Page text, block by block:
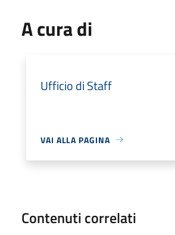
A cura di
Ufficio di Staff
VAI ALLA PAGINA
Contenuti correlati